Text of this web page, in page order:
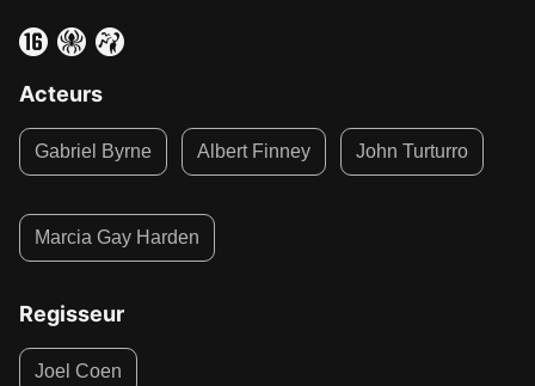
Acteurs
Gabriel Byrne Albert Finney John Turturro
Marcia Gay Harden
Regisseur
Joel Coen